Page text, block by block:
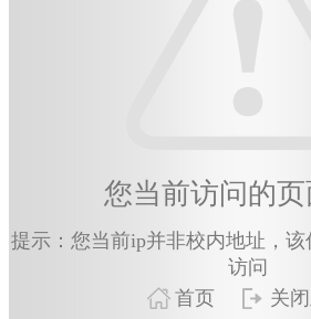
您当前访问的
提示：您当前ip并非校内地址，
访问
首页
关